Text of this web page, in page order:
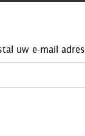
uw e-mail adres.